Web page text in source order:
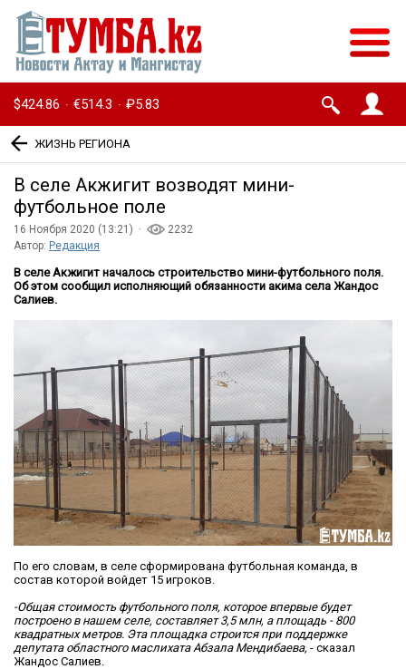
$424.86 · €514.3 · ₽5.83
ЖИЗНЬ РЕГИОНА
В селе Акжигит возводят мини-
футбольное поле
16 Ноября 2020 (13:21) ·
2232
Автор: Редакция
В селе Акжигит началось строительство мини-футбольного поля.
Об этом сообщил исполняющий обязанности акима села Жандос
Салиев.
По его словам, в селе сформирована футбольная команда, в
состав которой войдет 15 игроков.
-Общая стоимость футбольного поля, которое впервые будет
построено в нашем селе, составляет 3,5 млн, а площадь - 800
квадратных метров. Эта площадка строится при поддержке
депутата областного маслихата Абзала Мендибаева, - сказал
Жандос Салиев.